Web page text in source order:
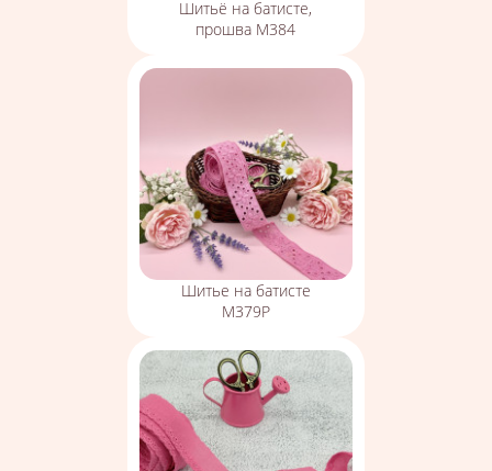
Шитьё на батисте,
прошва М384
Шитье на батисте
М379Р